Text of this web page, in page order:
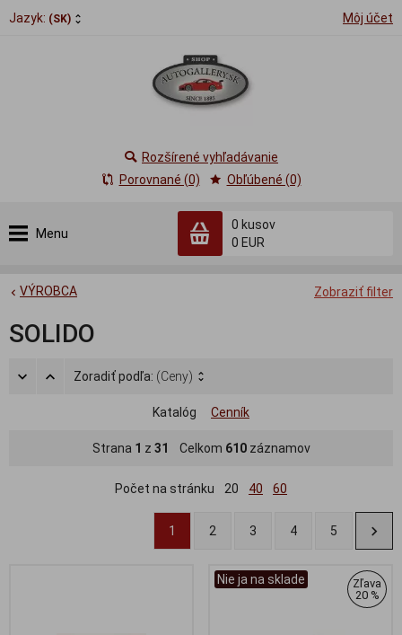
Jazyk: (SK) Môj účet
Menu
0 kusov
0 EUR
Rozšírené vyhľadávanie
Porovnané (0)
Obľúbené (0)
Zobraziť filter
VÝROBCA
SOLIDO
Zoradiť podľa: (Ceny)
Katalóg Cenník
Strana 1 z 31 Celkom 610záznamov
Počet na stránku 20 40 60
1 2 3 4 5
Nie ja na sklade
Zľava
20 %